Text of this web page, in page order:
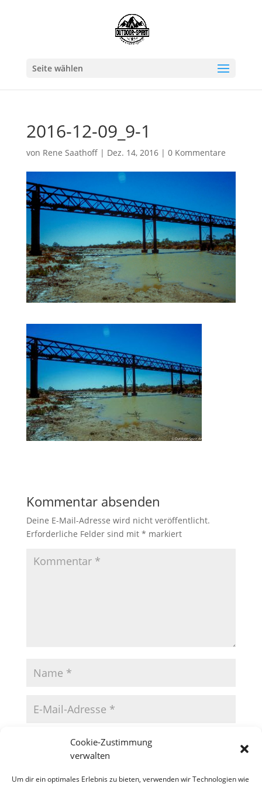
Cookie-Zustimmung
verwalten
Um dir ein optimales Erlebnis zu bieten, verwenden wir Technologien wie
Seite wählen
2016-12-09_9-1
von Rene Saathoff| Dez. 14, 2016| 0 Kommentare
Kommentar absenden
Deine E-Mail-Adresse wird nicht veröffentlicht.
Erforderliche Felder sind mit * markiert